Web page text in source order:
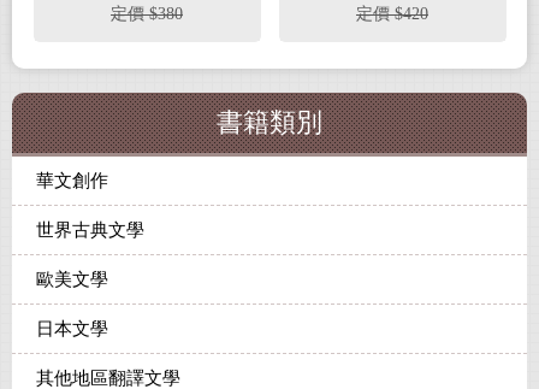
定價 $380
定價 $420
書籍類別
華文創作
世界古典文學
歐美文學
日本文學
其他地區翻譯文學